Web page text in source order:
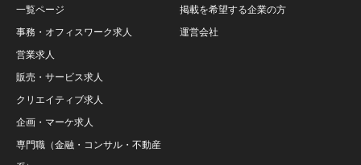
一覧ページ
事務・オフィスワーク求人
営業求人
販売・サービス求人
クリエイティブ求人
企画・マーケ求人
専門職（金融・コンサル・不動産
掲載を希望する企業の方
運営会社